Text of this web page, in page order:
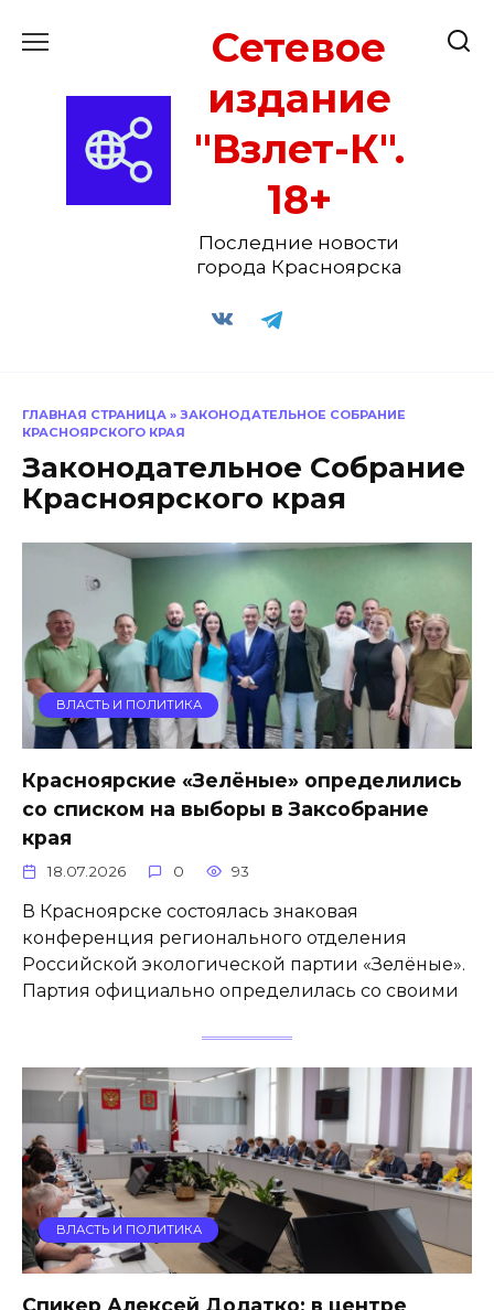
Сетевое
издание
"Взлет-К".
18+
Последние новости
города Красноярска
ГЛАВНАЯ СТРАНИЦА » ЗАКОНОДАТЕЛЬНОЕ СОБРАНИЕ
КРАСНОЯРСКОГО КРАЯ
Законодательное Собрание
Красноярского края
ВЛАСТЬ И ПОЛИТИКА
Красноярские «Зелёные» определились
со списком на выборы в Заксобрание
края
18.07.2026 0 93
В Красноярске состоялась знаковая
конференция регионального отделения
Российской экологической партии «Зелёные».
Партия официально определилась со своими
ВЛАСТЬ И ПОЛИТИКА
Спикер Алексей Додатко: в центре